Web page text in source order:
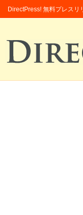
DirectPress! 無料プレスリ